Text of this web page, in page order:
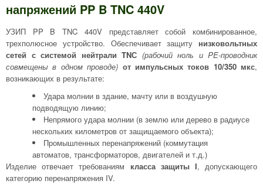
напряжений PP B TNC 440V
УЗИП PP B TNC 440V представляет собой комбинированное,
трехполюсное устройство. Обеспечивает защиту низковольтных
сетей с системой нейтрали TNС (рабочий ноль и PE-проводник
совмещены в одном проводе) от импульсных токов 10/350 мкс,
возникающих в результате:
Удара молнии в здание, мачту или в воздушную
подводящую линию;
Непрямого удара молнии (в землю или дерево в радиусе
нескольких километров от защищаемого объекта);
Промышленных перенапряжений (коммутация
автоматов, трансформаторов, двигателей и т.д.)
Изделие отвечает требованиям класса защиты I, допускающего
категорию перенапряжения IV.